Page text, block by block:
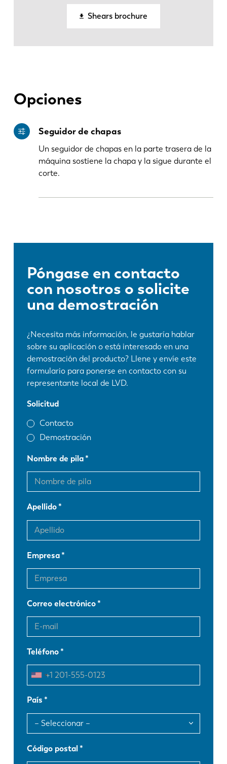
Shears brochure
Opciones
Seguidor de chapas
Un seguidor de chapas en la parte trasera de la
máquina sostiene la chapa y la sigue durante el
corte.
Póngase en contacto
con nosotros o solicite
una demostración
¿Necesita más información, le gustaría hablar
sobre su aplicación o está interesado en una
demostración del producto? Llene y envíe este
formulario para ponerse en contacto con su
representante local de LVD.
Solicitud
Contacto
Demostración
Nombre de pila
Apellido
Empresa
Correo electrónico
Teléfono
País
Código postal
KO CN